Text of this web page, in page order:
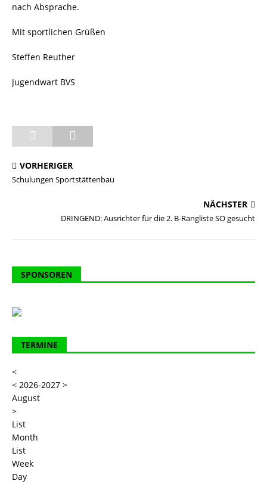
nach Absprache.
Mit sportlichen Grüßen
Steffen Reuther
Jugendwart BVS
VORHERIGER
Schulungen Sportstättenbau
NÄCHSTER
DRINGEND: Ausrichter für die 2. B-Rangliste SO gesucht
SPONSOREN
TERMINE
<
< 2026-2027 >
August
>
List
Month
List
Week
Day